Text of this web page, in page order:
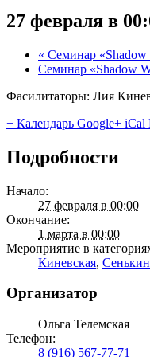
27 февраля в
« Семинар
Семинар «Shadow
Фасилитаторы: Лия
+ Календарь Google+ iCal
Подробности
Начало:
27 февраля в 00:00
Окончание:
1 марта в 00:00
Мероприятие в
Киневская,
Организатор
Ольга Телемская
Телефон:
8 (916) 567-77-71